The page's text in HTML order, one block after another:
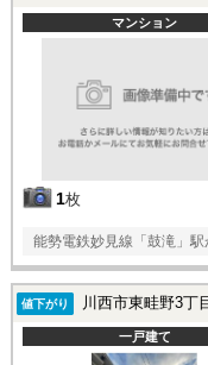
マンション
1枚
能勢電鉄妙見線「鼓滝」
値下がり 川西市東畦野3丁
一戸建て